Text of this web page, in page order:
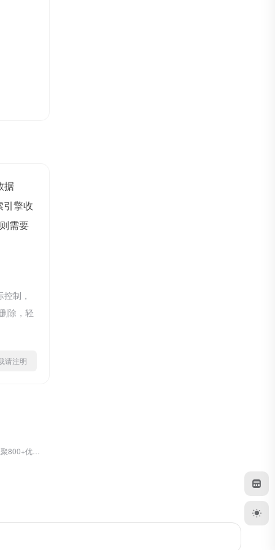
据
引擎收
需要
制，
除，轻
请注明